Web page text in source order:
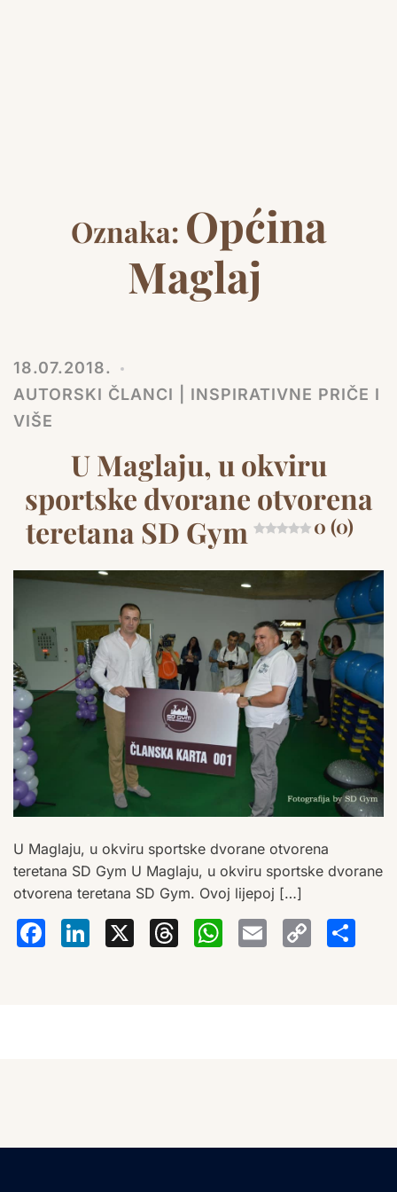
Oznaka: Općina
Maglaj
18.07.2018.
AUTORSKI ČLANCI | INSPIRATIVNE PRIČE I
VIŠE
U Maglaju, u okviru
sportske dvorane otvorena
teretana SD Gym
0 (0)
U Maglaju, u okviru sportske dvorane otvorena
teretana SD Gym U Maglaju, u okviru sportske dvorane
otvorena teretana SD Gym. Ovoj lijepoj […]
Facebook
LinkedIn
X Threads
Email